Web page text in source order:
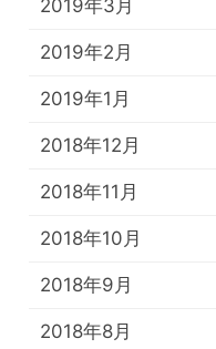
2019年3月
2019年2月
2019年1月
2018年12月
2018年11月
2018年10月
2018年9月
2018年8月